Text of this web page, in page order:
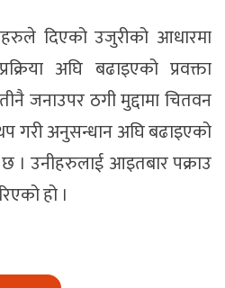
दिएको उजुरीको आधारमा
अघि बढाइएको प्रवक्ता
जनाउपर ठगी मुद्दामा चितवन
गरी अनुसन्धान अघि बढाइएको
छ । उनीहरुलाई आइतबार पक्राउ
हो ।